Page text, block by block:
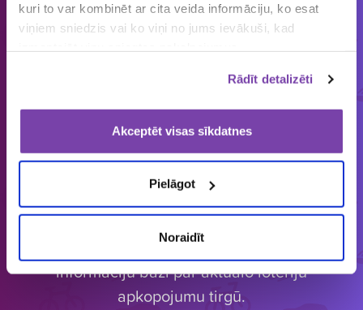
kuri to var kombinēt ar cita veida informāciju, ko esat
viņiem sniedzis vai ko viņi no jums ievākuši, kad
Rādīt detalizēti
Akceptēt visas sīkdatnes
Pielāgot
Noraidīt
Cilvēkiem patīk piedalīties loterijās
un mums tās organizēt!
149 643
laimētājus
€
vērtas balvas
Latvijā vienīgais specializētais Loterijas.lv
loteriju portāls. Loterijas.lv sniedz unikālu
informāciju bāzi par aktuālo loteriju
apkopojumu tirgū.